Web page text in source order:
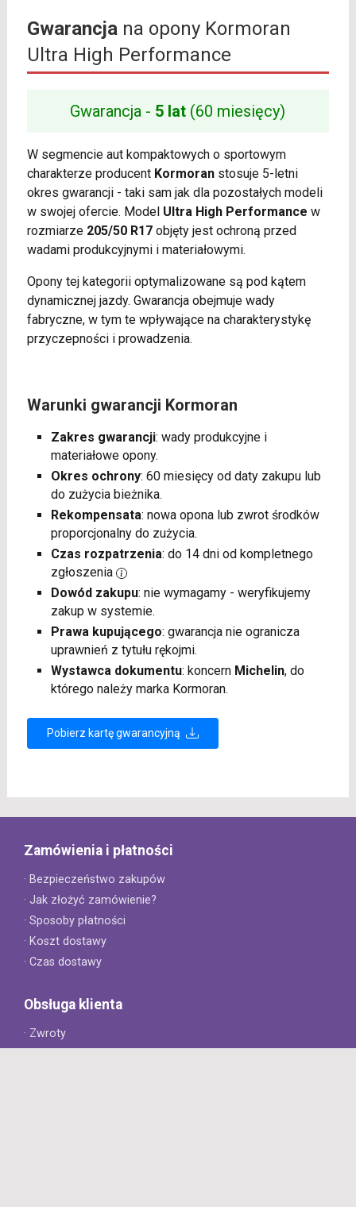
Gwarancjana opony Kormoran
Ultra High Performance
Gwarancja - 5 lat (60 miesięcy)
W segmencie aut kompaktowych o sportowym
charakterze producent Kormoranstosuje 5-letni
okres gwarancji - taki sam jak dla pozostałych modeli
w swojej ofercie. Model Ultra High Performance w
rozmiarze 205/50 R17objęty jest ochroną przed
wadami produkcyjnymi i materiałowymi.
Opony tej kategorii optymalizowane są pod kątem
dynamicznej jazdy. Gwarancja obejmuje wady
fabryczne, w tym te wpływające na charakterystykę
przyczepności i prowadzenia.
Warunki gwarancji Kormoran
Zakres gwarancji: wady produkcyjne i
materiałowe opony.
Okres ochrony: 60 miesięcy od daty zakupu lub
do zużycia bieżnika.
Rekompensata: nowa opona lub zwrot środków
proporcjonalny do zużycia.
Czas rozpatrzenia: do 14 dni od kompletnego
zgłoszenia
Dowód zakupu: nie wymagamy - weryfikujemy
zakup w systemie.
Prawa kupującego: gwarancja nie ogranicza
uprawnień z tytułu rękojmi.
Wystawca dokumentu: koncern Michelin, do
którego należy marka Kormoran.
Pobierz kartę gwarancyjną
Zamówienia i płatności
· Bezpieczeństwo zakupów
· Jak złożyć zamówienie?
· Sposoby płatności
· Koszt dostawy
· Czas dostawy
Obsługa klienta
· Zwroty